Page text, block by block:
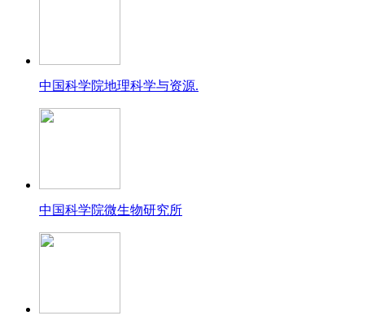
中国科学院地理科学与资源.
中国科学院微生物研究所